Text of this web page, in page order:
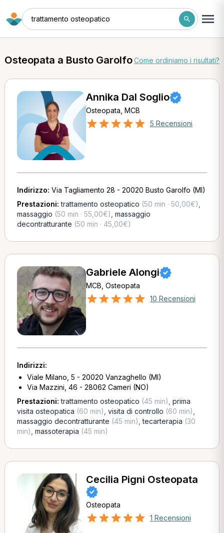
trattamento osteopatico
Osteopata a Busto GarolfoCome ordiniamo i risultati?
Annika Dal Soglio
Osteopata, MCB
5 Recensioni
Indirizzo: Via Tagliamento 28 - 20020 Busto Garolfo (MI)
Prestazioni:trattamento osteopatico (50 min · 50,00€)
massaggio (50 min · 55,00€) massaggio
decontratturante (50 min · 45,00€)
Gabriele Alongi
MCB, Osteopata
10 Recensioni
Indirizzi:
Viale Milano, 5 - 20020 Vanzaghello (MI)
Via Mazzini, 46 - 28062 Cameri (NO)
Prestazioni:trattamento osteopatico (45 min) prima
visita osteopatica (60 min) visita di controllo (60 min)
massaggio decontratturante (45 min) ,tecarterapia (30
min) massoterapia (45 min)
Cecilia Pigni Osteopata
Osteopata
1 Recensioni